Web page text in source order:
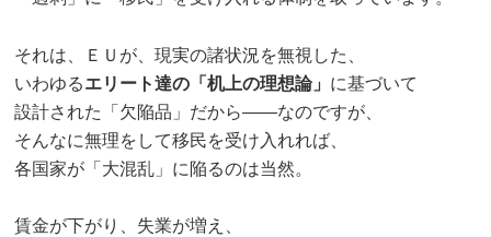
それは、ＥＵが、現実の諸状況を無視した、
いわゆるエリート達の「机上の理想論」 に基づいて
設計された「欠陥品」だから――なのですが、
そんなに無理をして移民を受け入れれば、
各国家が「大混乱」に陥るのは当然。
賃金が下がり、失業が増え、